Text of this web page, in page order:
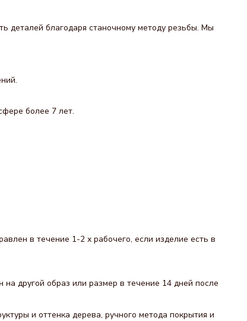
деталей благодаря станочному методу резьбы. Мы
более 7 лет.
в течение 1-2 х рабочего, если изделие есть в
другой образ или размер в течение 14 дней после
и оттенка дерева, ручного метода покрытия и